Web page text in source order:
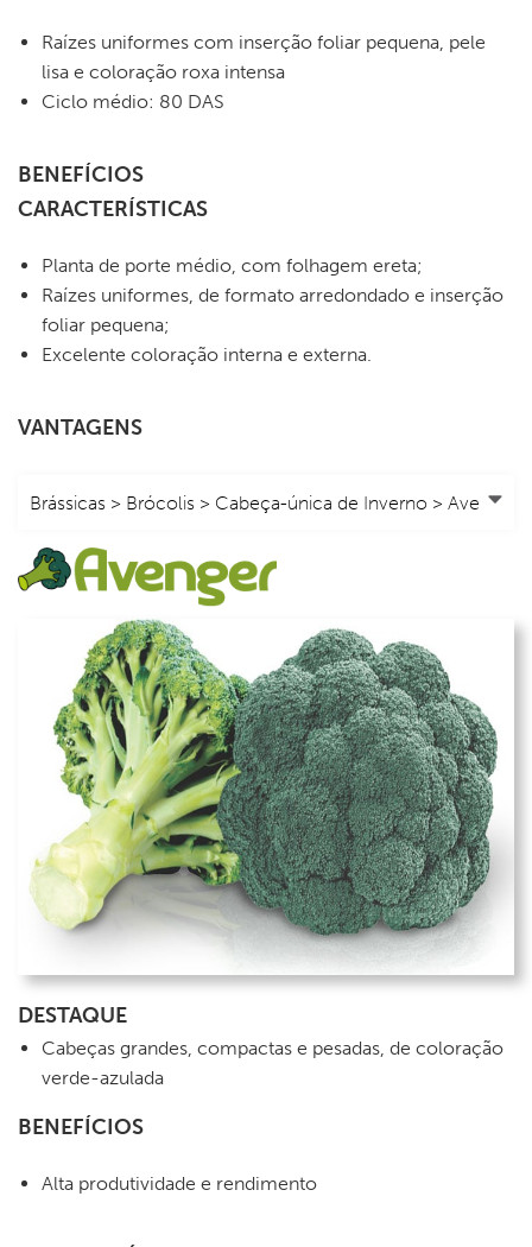
Raízes uniformes com inserção foliar pequena, pele
lisa e coloração roxa intensa
Ciclo médio: 80 DAS
BENEFÍCIOS
CARACTERÍSTICAS
Planta de porte médio, com folhagem ereta;
Raízes uniformes, de formato arredondado e inserção
foliar pequena;
Excelente coloração interna e externa.
VANTAGENS
DESTAQUE
Cabeças grandes, compactas e pesadas, de coloração
verde-azulada
BENEFÍCIOS
Alta produtividade e rendimento